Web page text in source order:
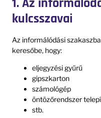
kulcsszavai
Az informálódási
keresőbe, hogy:
eljegyzési gyűrű
gipszkarton
számológép
öntözőrendszer
stb.